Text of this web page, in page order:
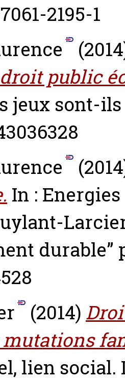
2195-1
public
jeux sont-
In :
durable”
(2014)
mutations
lien